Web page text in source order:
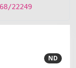
22249
ND